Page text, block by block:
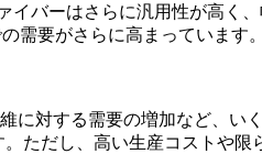
バーはさらに汎用性が高く
需要がさらに高まっています。
対する需要の増加など、い
ただし、高い生産コストや